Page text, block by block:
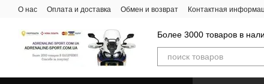
Перейти к основному контенту
О нас Оплата и доставка Обмен и возврат Контактная
Более 3000 товаров в